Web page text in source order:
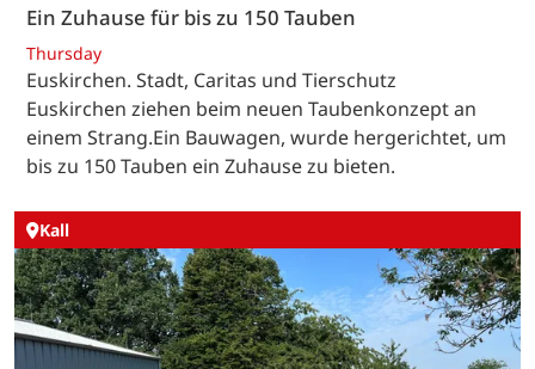
Ein Zuhause für bis zu 150 Tauben
Thursday
Euskirchen. Stadt, Caritas und Tierschutz
Euskirchen ziehen beim neuen Taubenkonzept an
einem Strang.Ein Bauwagen, wurde hergerichtet, um
bis zu 150 Tauben ein Zuhause zu bieten.
Kall